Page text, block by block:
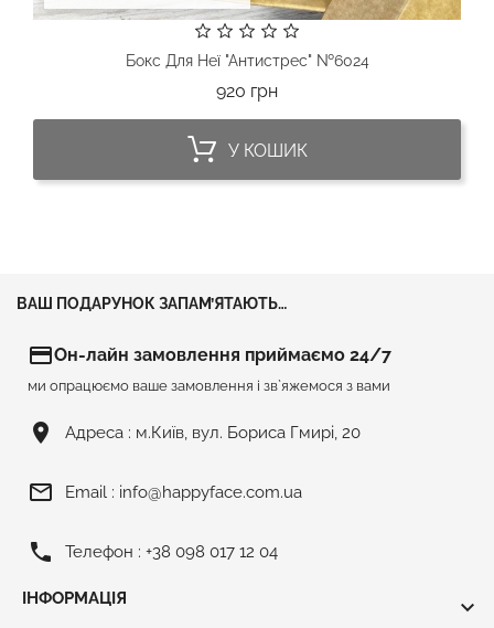
Бокс Для Неї "Антистрес" №6024
920 грнЦіна
У КОШИК
ВАШ ПОДАРУНОК ЗАПАМ’ЯТАЮТЬ…
credit_cardОн-лайн замовлення приймаємо 24/7
ми опрацюємо ваше замовлення і зв`яжемося з вами
room Адреса : м.Київ, вул. Бориса Гмирі, 20
mail_outline Email : info@happyface.com.ua
phone Телефон : +38 098 017 12 04
ІНФОРМАЦІЯ 